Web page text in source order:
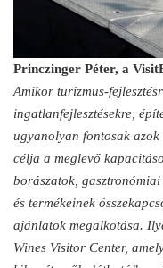
Princzinger Péter, a
Amikor turizmus-
ingatlanfejlesztésekre,
ugyanolyan fontosak
célja a meglevő
borászatok,
és termékeinek
ajánlatok megalkotása.
Wines Visitor Center,